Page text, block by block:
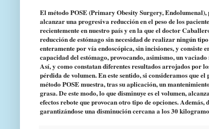
El método POSE (Primary Obesity Surgery,
alcanzar una progresiva reducción en el peso de los
recientemente en nuestro país y en la que el doctor
reducción de estómago sin necesidad de realizar ningún
enteramente por vía endoscópica, sin incisiones, y
capacidad del estómago, provocando, asimismo, un vaciado
Así, y como constatan diferentes resultados arrojados por
pérdida de volumen. En este sentido, si consideramos que
método POSE muestra, tras su aplicación, un
grasa. De este modo, lo que disminuye es el volumen,
efectos rebote que provocan otro tipo de opciones.
garantizándose una disminución cercana a los 30